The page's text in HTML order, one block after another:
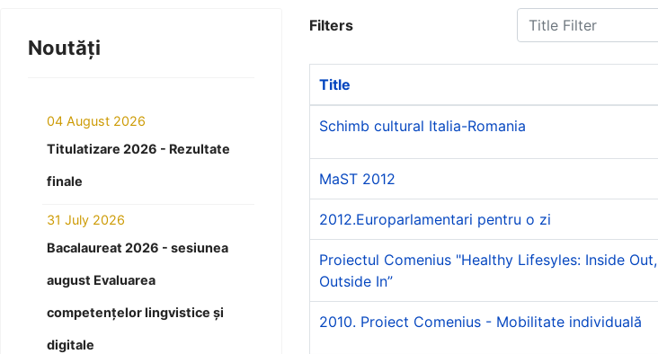
Noutăți
04 August 2026
Titulatizare 2026 - Rezultate
finale
31 July 2026
Bacalaureat 2026 - sesiunea
august Evaluarea
competențelor lingvistice și
digitale
Filters Title Filter
Title
Schimb cultural Italia-Romania
MaST 2012
2012.Europarlamentari pentru o zi
Proiectul Comenius "Healthy Lifesyles: Inside Out,
Outside In”
2010. Proiect Comenius - Mobilitate individuală